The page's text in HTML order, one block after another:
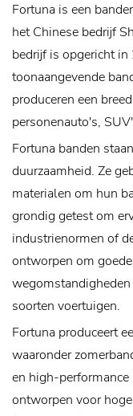
Fortuna is een
het Chinese bedrijf
bedrijf is opgericht
toonaangevende
produceren een
personenauto's,
Fortuna banden
duurzaamheid. Ze
materialen om hun
grondig getest om
industrienormen of
ontworpen om
soorten voertuigen.
Fortuna produceert
waaronder
en high-performance
ontworpen voor